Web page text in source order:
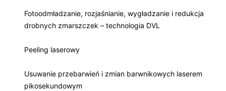
Fotoodmładzanie, rozjaśnianie, wygładzanie i redukcja
drobnych zmarszczek – technologia DVL
Peeling laserowy
Usuwanie przebarwień i zmian barwnikowych laserem
pikosekundowym